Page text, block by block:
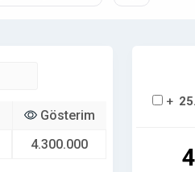
Gösterim
4.300.000
+